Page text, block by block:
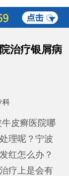
治疗银屑病
科
皮癣医院哪
理呢？宁波
红怎么办？
疗上是会有